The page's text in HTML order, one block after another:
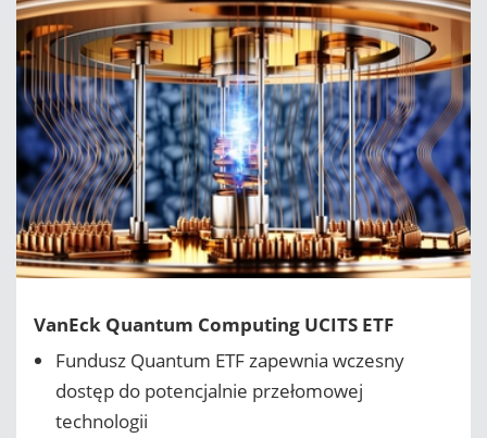
VanEck Quantum Computing UCITS ETF
Fundusz Quantum ETF zapewnia wczesny
dostęp do potencjalnie przełomowej
technologii